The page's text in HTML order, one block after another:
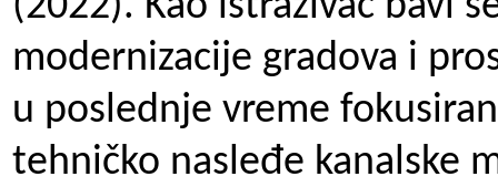
modernizacije gradova i
u poslednje vreme
tehničko nasleđe kanalske